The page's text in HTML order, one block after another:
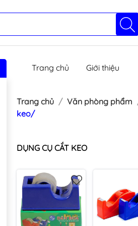
Trang chủ Giới thiệu
Trang chủ Văn phòng phẩm
keo/
DỤNG CỤ CẮT KEO